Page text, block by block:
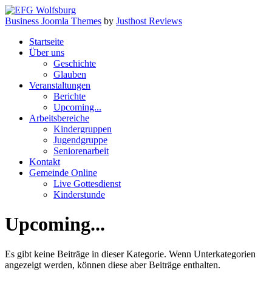
Business Joomla Themes by Justhost Reviews
Startseite
Über uns
Geschichte
Glauben
Veranstaltungen
Berichte
Upcoming...
Arbeitsbereiche
Kindergruppen
Jugendgruppe
Seniorenarbeit
Kontakt
Gemeinde Online
Live Gottesdienst
Kinderstunde
Upcoming...
Es gibt keine Beiträge in dieser Kategorie. Wenn Unterkategorien
angezeigt werden, können diese aber Beiträge enthalten.